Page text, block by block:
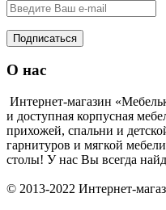
Подписаться
О нас
Интернет-магазин
и доступная корпусная
прихожей, спальни и
гарнитуров и мягкой
столы! У нас Вы всегда
© 2013-2022 Интернет-